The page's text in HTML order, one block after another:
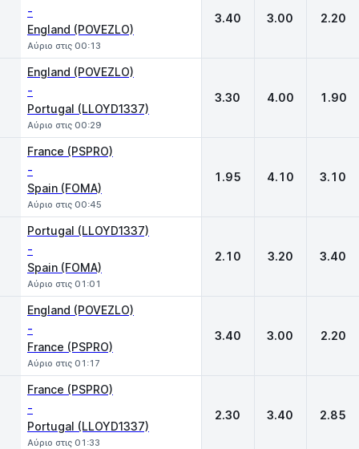
-
England (POVEZLO)
Αύριο στις 00:13
3.40 3.00 2.20
England (POVEZLO)
-
Portugal (LLOYD1337)
Αύριο στις 00:29
3.30 4.00 1.90
France (PSPRO)
-
Spain (FOMA)
Αύριο στις 00:45
1.95 4.10 3.10
Portugal (LLOYD1337)
-
Spain (FOMA)
Αύριο στις 01:01
2.10 3.20 3.40
England (POVEZLO)
-
France (PSPRO)
Αύριο στις 01:17
3.40 3.00 2.20
France (PSPRO)
-
Portugal (LLOYD1337)
Αύριο στις 01:33
2.30 3.40 2.85